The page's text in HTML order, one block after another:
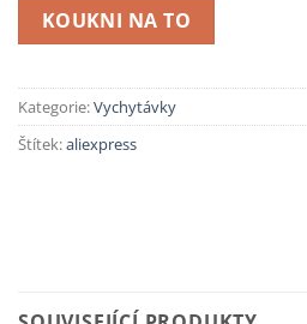
KOUKNI NA TO
Kategorie:Vychytávky
Štítek:aliexpress